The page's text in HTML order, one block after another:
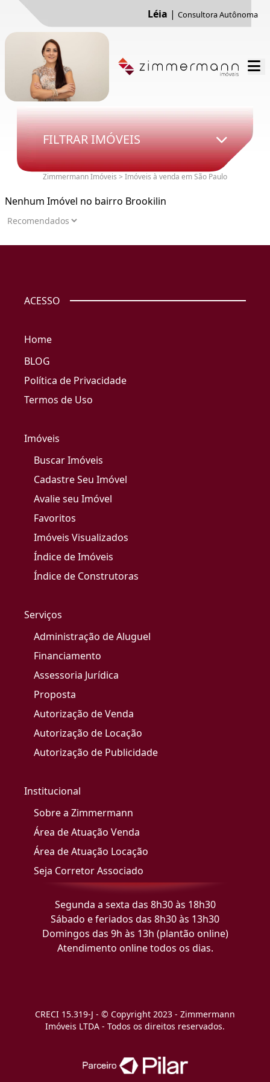
Léia | Consultora Autônoma
FILTRAR IMÓVEIS
Zimmermann Imóveis > Imóveis à venda em São Paulo
Nenhum Imóvel no bairro Brookilin
ACESSO
Home
BLOG
Política de Privacidade
Termos de Uso
Imóveis
Buscar Imóveis
Cadastre Seu Imóvel
Avalie seu Imóvel
Favoritos
Imóveis Visualizados
Índice de Imóveis
Índice de Construtoras
Serviços
Administração de Aluguel
Financiamento
Assessoria Jurídica
Proposta
Autorização de Venda
Autorização de Locação
Autorização de Publicidade
Institucional
Sobre a Zimmermann
Área de Atuação Venda
Área de Atuação Locação
Seja Corretor Associado
Segunda a sexta das 8h30 às 18h30
Sábado e feriados das 8h30 às 13h30
Domingos das 9h às 13h (plantão online)
Atendimento online todos os dias.
CRECI 15.319-J - © Copyright 2023 - Zimmermann
Imóveis LTDA - Todos os direitos reservados.